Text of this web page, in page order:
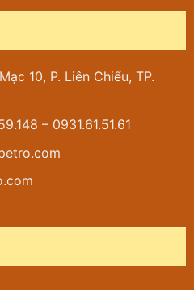
10, P. Liên Chiểu, TP.
– 0931.61.51.61